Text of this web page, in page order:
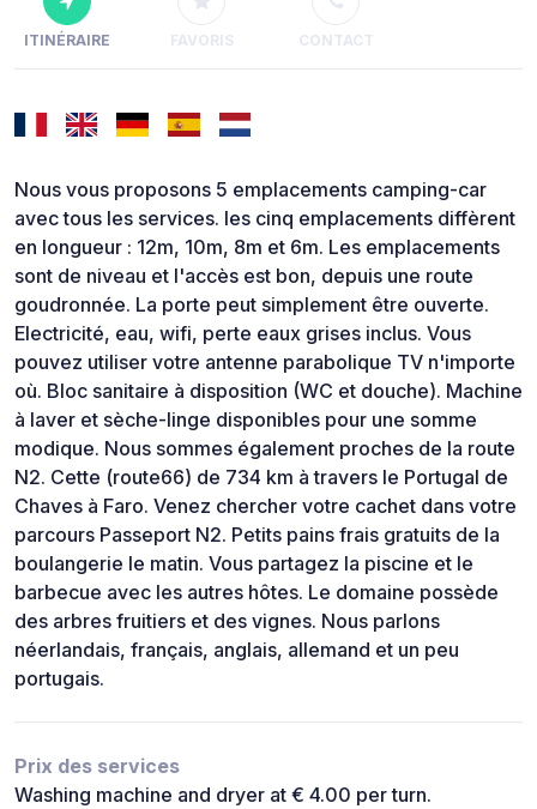
ITINÉRAIRE FAVORIS CONTACT
Nous vous proposons 5 emplacements camping-car
avec tous les services. les cinq emplacements diffèrent
en longueur : 12m, 10m, 8m et 6m. Les emplacements
sont de niveau et l'accès est bon, depuis une route
goudronnée. La porte peut simplement être ouverte.
Electricité, eau, wifi, perte eaux grises inclus. Vous
pouvez utiliser votre antenne parabolique TV n'importe
où. Bloc sanitaire à disposition (WC et douche). Machine
à laver et sèche-linge disponibles pour une somme
modique. Nous sommes également proches de la route
N2. Cette (route66) de 734 km à travers le Portugal de
Chaves à Faro. Venez chercher votre cachet dans votre
parcours Passeport N2. Petits pains frais gratuits de la
boulangerie le matin. Vous partagez la piscine et le
barbecue avec les autres hôtes. Le domaine possède
des arbres fruitiers et des vignes. Nous parlons
néerlandais, français, anglais, allemand et un peu
portugais.
Prix des services
Washing machine and dryer at € 4.00 per turn.